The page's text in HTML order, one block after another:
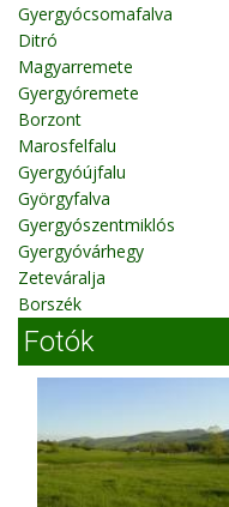
Gyergyócsomafalva
Ditró
Magyarremete
Gyergyóremete
Borzont
Marosfelfalu
Gyergyóújfalu
Györgyfalva
Gyergyószentmiklós
Gyergyóvárhegy
Zeteváralja
Borszék
Fotók